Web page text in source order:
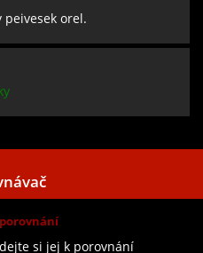
peivesek orel.
si jej k porovnání